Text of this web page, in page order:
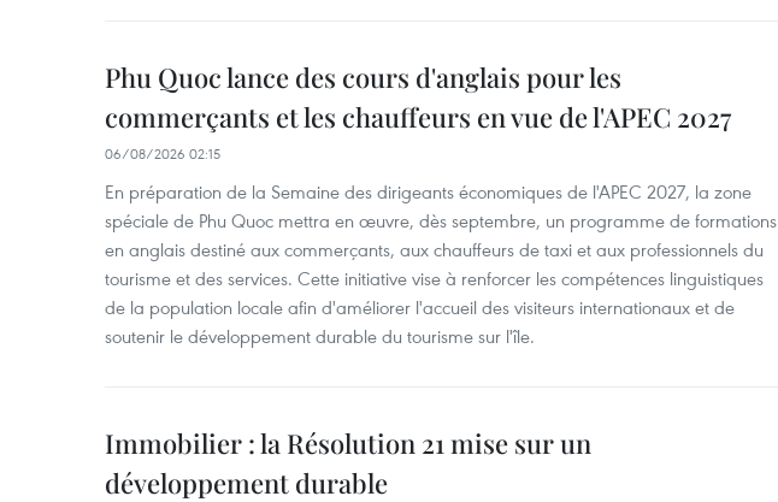
Phu Quoc lance des cours d'anglais pour les
commerçants et les chauffeurs en vue de l'APEC 2027
06/08/2026 02:15
En préparation de la Semaine des dirigeants économiques de l'APEC 2027, la zone
spéciale de Phu Quoc mettra en œuvre, dès septembre, un programme de formations
en anglais destiné aux commerçants, aux chauffeurs de taxi et aux professionnels du
tourisme et des services. Cette initiative vise à renforcer les compétences linguistiques
de la population locale afin d'améliorer l'accueil des visiteurs internationaux et de
soutenir le développement durable du tourisme sur l'île.
Immobilier : la Résolution 21 mise sur un
développement durable